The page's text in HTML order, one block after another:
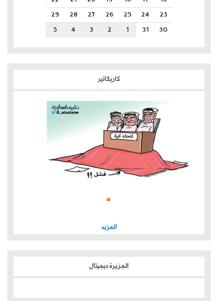
23
24
25
26
27
28
29
30
31
1
2
3
4
5
كاريكاتير
المزيد
الجزيرة ديجيتال